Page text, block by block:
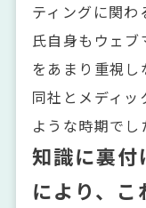
ティングに関
氏自身もウェ
をあまり重視し
同社とメディ
ような時期でし
知識に裏付
により、